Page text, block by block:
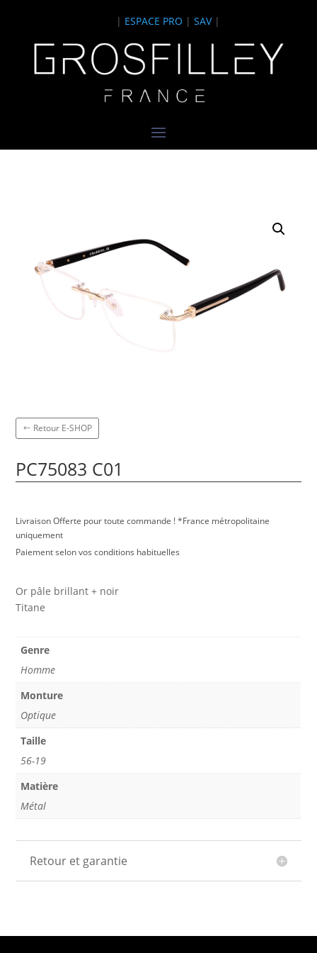
| ESPACE PRO |SAV|
Retour E-SHOP
PC75083 C01
Livraison Offerte pour toute commande ! *France métropolitaine
uniquement
Paiement selon vos conditions habituelles
Or pâle brillant + noir
Titane
Genre
Homme
Monture
Optique
Taille
56-19
Matière
Métal
Retour et garantie